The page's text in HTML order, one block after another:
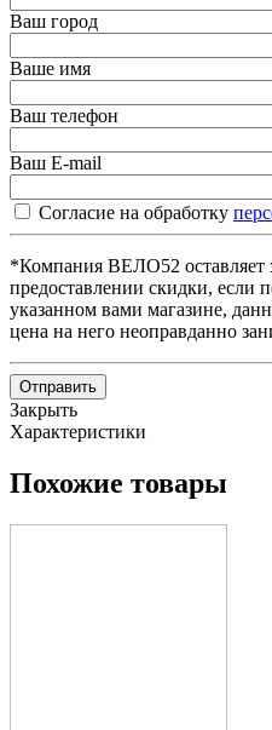
Ваш город
Ваше имя
Ваш телефон
Ваш E-mail
Согласие на обработку
*Компания ВЕЛО52 оставляет
предоставлении скидки, если
указанном вами магазине,
цена на него неоправданно
Отправить
Закрыть
Характеристики
Похожие товары